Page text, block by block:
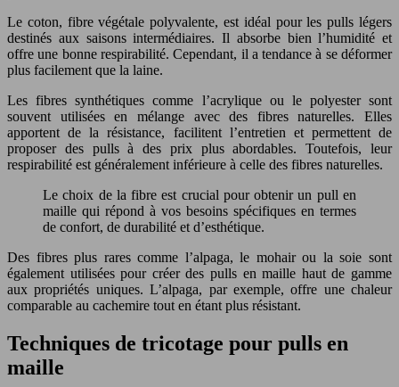
Le coton, fibre végétale polyvalente, est idéal pour les pulls légers
destinés aux saisons intermédiaires. Il absorbe bien l’humidité et
offre une bonne respirabilité. Cependant, il a tendance à se déformer
plus facilement que la laine.
Les fibres synthétiques comme l’acrylique ou le polyester sont
souvent utilisées en mélange avec des fibres naturelles. Elles
apportent de la résistance, facilitent l’entretien et permettent de
proposer des pulls à des prix plus abordables. Toutefois, leur
respirabilité est généralement inférieure à celle des fibres naturelles.
Le choix de la fibre est crucial pour obtenir un pull en
maille qui répond à vos besoins spécifiques en termes
de confort, de durabilité et d’esthétique.
Des fibres plus rares comme l’alpaga, le mohair ou la soie sont
également utilisées pour créer des pulls en maille haut de gamme
aux propriétés uniques. L’alpaga, par exemple, offre une chaleur
comparable au cachemire tout en étant plus résistant.
Techniques de tricotage pour pulls en
maille